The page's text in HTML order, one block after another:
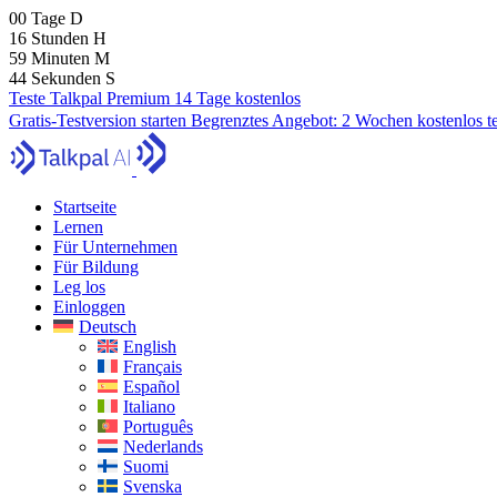
00 Tage D
16 Stunden H
59 Minuten M
43 Sekunden S
Teste Talkpal Premium 14 Tage kostenlos
Gratis-Testversion starten Begrenztes Angebot: 2 Wochen kostenlos
Startseite
Lernen
Für Unternehmen
Für Bildung
Leg los
Einloggen
Deutsch
English
Français
Español
Italiano
Português
Nederlands
Suomi
Svenska